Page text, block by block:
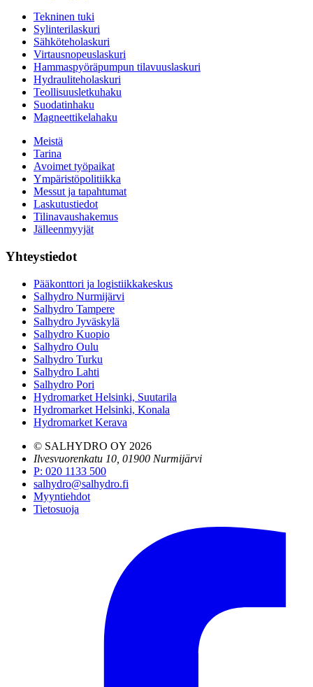
Tekninen tuki
Sylinterilaskuri
Sähköteholaskuri
Virtausnopeuslaskuri
Hammaspyöräpumpun tilavuuslaskuri
Hydrauliteholaskuri
Teollisuusletkuhaku
Suodatinhaku
Magneettikelahaku
Meistä
Tarina
Avoimet työpaikat
Ympäristöpolitiikka
Messut ja tapahtumat
Laskutustiedot
Tilinavaushakemus
Jälleenmyyjät
Yhteystiedot
Pääkonttori ja logistiikkakeskus
Salhydro Nurmijärvi
Salhydro Tampere
Salhydro Jyväskylä
Salhydro Kuopio
Salhydro Oulu
Salhydro Turku
Salhydro Lahti
Salhydro Pori
Hydromarket Helsinki, Suutarila
Hydromarket Helsinki, Konala
Hydromarket Kerava
© SALHYDRO OY 2026
Ilvesvuorenkatu 10, 01900 Nurmijärvi
P: 020 1133 500
salhydro@salhydro.fi
Myyntiehdot
Tietosuoja